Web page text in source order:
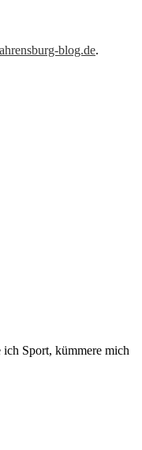
ahrensburg-blog.de.
Sport, kümmere mich